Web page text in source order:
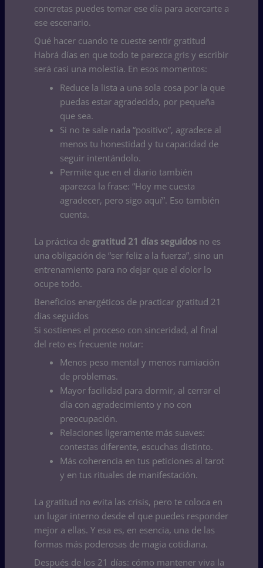
concretas puedes tomar ese día para acercarte a
ese escenario.
Qué hacer cuando te cueste sentir gratitud
Habrá días en que todo te parezca gris y escribir
será casi una molestia. En esos momentos:
Reduce la lista a una sola cosa por la que
puedas estar agradecido, por pequeña
que sea.
Si no te sale nada “positivo”, agradece al
menos tu honestidad y tu capacidad de
seguir intentándolo.
Permite que en el diario también
aparezca la frase: “Hoy me cuesta
agradecer, pero sigo aquí”. Eso también
cuenta.
La práctica de gratitud 21 días seguidosno es
una obligación de “ser feliz a la fuerza”, sino un
entrenamiento para no dejar que el dolor lo
ocupe todo.
Beneficios energéticos de practicar gratitud 21
días seguidos
Si sostienes el proceso con sinceridad, al final
del reto es frecuente notar:
Menos peso mental y menos rumiación
de problemas.
Mayor facilidad para dormir, al cerrar el
día con agradecimiento y no con
preocupación.
Relaciones ligeramente más suaves:
contestas diferente, escuchas distinto.
Más coherencia en tus peticiones al tarot
y en tus rituales de manifestación.
La gratitud no evita las crisis, pero te coloca en
un lugar interno desde el que puedes responder
mejor a ellas. Y esa es, en esencia, una de las
formas más poderosas de magia cotidiana.
Después de los 21 días: cómo mantener viva la